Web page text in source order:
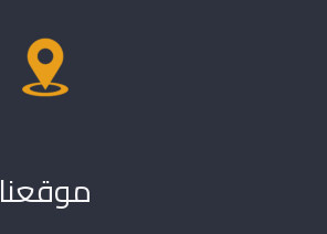
موقعنا